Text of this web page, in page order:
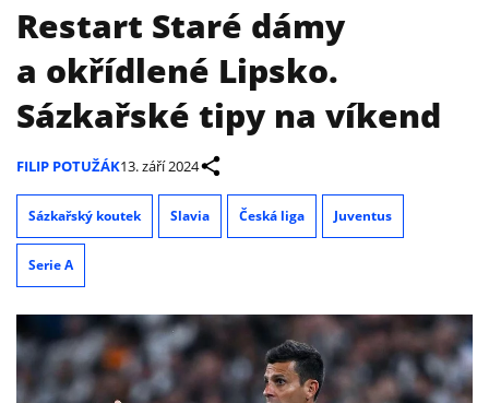
Restart Staré dámy
a okřídlené Lipsko.
Sázkařské tipy na víkend
FILIP POTUŽÁK13. září 2024
Sázkařský koutek Slavia Česká liga Juventus
Serie A